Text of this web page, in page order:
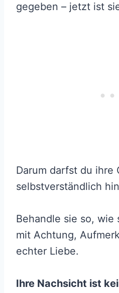
gegeben – jetzt ist
Darum darfst du ihre
selbstverständlich
Behandle sie so, wie
mit Achtung,
echter Liebe.
Ihre Nachsicht ist